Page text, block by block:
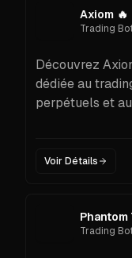
Axiom 🔥
Trading
Découvrez
dédiée au
perpétuels et
Voir Détails
Phantom
Trading